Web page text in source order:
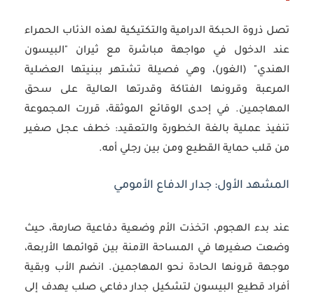
تصل ذروة الحبكة الدرامية والتكتيكية لهذه الذئاب الحمراء
عند الدخول في مواجهة مباشرة مع ثيران "البيسون
الهندي" (الغور)، وهي فصيلة تشتهر ببنيتها العضلية
المرعبة وقرونها الفتاكة وقدرتها العالية على سحق
المهاجمين. في إحدى الوقائع الموثقة، قررت المجموعة
تنفيذ عملية بالغة الخطورة والتعقيد: خطف عجل صغير
من قلب حماية القطيع ومن بين رجلي أمه.
المشهد الأول: جدار الدفاع الأمومي
عند بدء الهجوم، اتخذت الأم وضعية دفاعية صارمة، حيث
وضعت صغيرها في المساحة الآمنة بين قوائمها الأربعة،
موجهة قرونها الحادة نحو المهاجمين. انضم الأب وبقية
أفراد قطيع البيسون لتشكيل جدار دفاعي صلب يهدف إلى